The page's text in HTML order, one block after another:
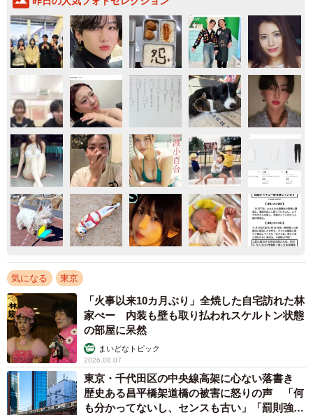
気になる 東京
「火事以来10カ月ぶり」全焼した自宅訪れた林
家ぺー 内装も壁も取り払われスケルトン状態
の部屋に呆然
まいどなトピック
2026.08.07
東京・千代田区の中央線高架に心ない落書き
歴史ある昌平橋架道橋の被害に怒りの声 「何
も分かってないし、センスも古い」「罰則強化